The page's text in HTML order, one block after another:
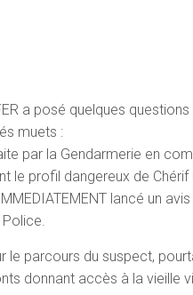
a posé quelques
muets :
par la Gendarmerie en
le profil dangereux de Chérif
lancé un
le parcours du suspect,
donnant accès à la vieille